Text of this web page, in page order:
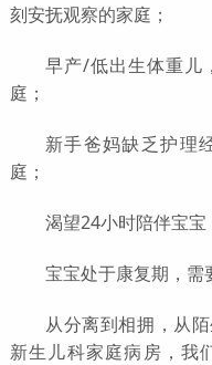
刻安抚观察的家庭；
早产/低出生体重儿
庭；
新手爸妈缺乏护理
庭；
渴望24小时陪伴宝宝
宝宝处于康复期，需
从分离到相拥，从
新生儿科家庭病房，我